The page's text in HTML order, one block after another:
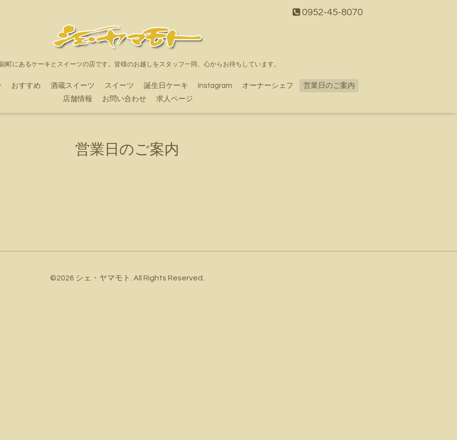
0952-45-8070
町にあるケーキとスイーツの店です。皆様のお越しをスタッフ一同、心からお待ちしています。
おすすめ 酒蔵スイーツ スイーツ 誕生日ケーキ Instagram オーナーシェフ
営業日のご案内
店舗情報
お問い合わせ 求人ページ
営業日のご案内
©2026 シェ・ヤマモト . All Rights Reserved.